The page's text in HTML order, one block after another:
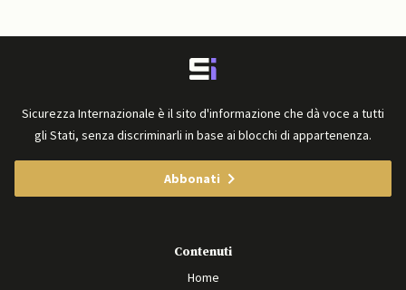
Sicurezza Internazionale è il sito d'informazione che dà voce a tutti
gli Stati, senza discriminarli in base ai blocchi di appartenenza.
Abbonati
Contenuti
Home